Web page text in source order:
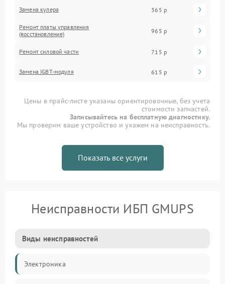
Замена кулера 365 р
Ремонт платы управления
(восстановление)
965 р
Ремонт силовой части 715 р
Замена IGBT-модуля 615 р
Цены в прайс-листе указаны ориентировочные, без учета
стоимости запчастей.
Записывайтесь на бесплатную диагностику.
Мы проверим ваше устройство и укажем на неисправность.
Показать все услуги
Неисправности ИБП GMUPS
Виды неисправностей
Электроника